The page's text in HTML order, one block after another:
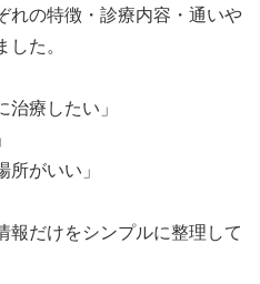
れの特徴・診療内容・通いや
た。
治療したい」
所がいい」
報だけをシンプルに整理して